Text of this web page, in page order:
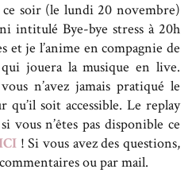
soir (le lundi 20 novembre)
intitulé Bye-bye stress à 20h
et je l’anime en compagnie de
jouera la musique en live.
n’avez jamais pratiqué le
soit accessible. Le replay
vous n’êtes pas disponible ce
! Si vous avez des questions,
ou par mail.